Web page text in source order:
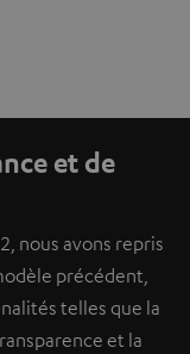
et de
nous avons repris
précédent,
telles que la
et la